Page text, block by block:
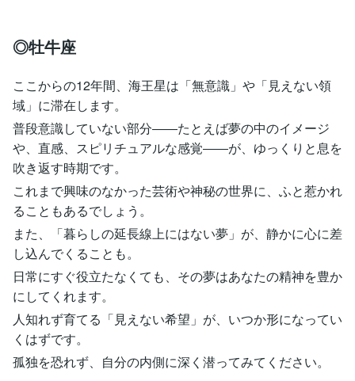
◎牡牛座
ここからの12年間、海王星は「無意識」や「見えない領
域」に滞在します。
普段意識していない部分――たとえば夢の中のイメージ
や、直感、スピリチュアルな感覚――が、ゆっくりと息を
吹き返す時期です。
これまで興味のなかった芸術や神秘の世界に、ふと惹かれ
ることもあるでしょう。
また、「暮らしの延長線上にはない夢」が、静かに心に差
し込んでくることも。
日常にすぐ役立たなくても、その夢はあなたの精神を豊か
にしてくれます。
人知れず育てる「見えない希望」が、いつか形になってい
くはずです。
孤独を恐れず、自分の内側に深く潜ってみてください。